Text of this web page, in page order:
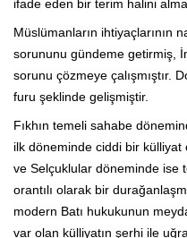
ifade eden bir terim halini
Müslümanların ihtiyaçlarının
sorununu gündeme getirmiş,
sorunu çözmeye çalışmıştır.
furu şeklinde gelişmiştir.
Fıkhın temeli sahabe
ilk döneminde ciddi bir külliyat
ve Selçuklular döneminde ise
orantılı olarak bir
modern Batı hukukunun
var olan külliyatın şerhi ile